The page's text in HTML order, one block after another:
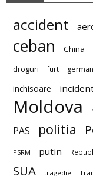
accident
ceban China
droguri furt
inchisoare
Moldova
PAS politia
PSRM putin
SUA tragedie